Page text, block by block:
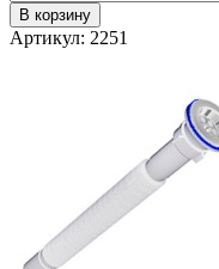
В корзину
Артикул: 2251